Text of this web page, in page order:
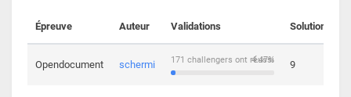
Épreuve Auteur Validations Solutions
Opendocument schermi 4.47%
171 challengers ont réussi 9